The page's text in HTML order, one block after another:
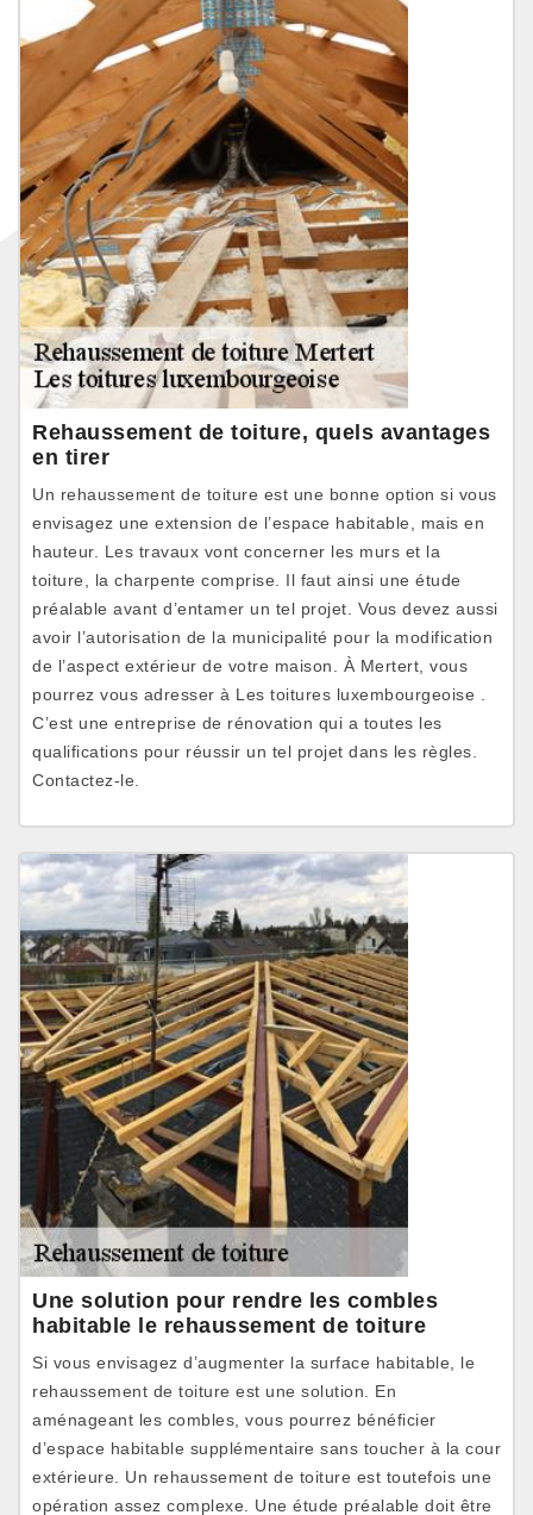
Rehaussement de toiture, quels avantages
en tirer
Un rehaussement de toiture est une bonne option si vous
envisagez une extension de l’espace habitable, mais en
hauteur. Les travaux vont concerner les murs et la
toiture, la charpente comprise. Il faut ainsi une étude
préalable avant d’entamer un tel projet. Vous devez aussi
avoir l’autorisation de la municipalité pour la modification
de l’aspect extérieur de votre maison. À Mertert, vous
pourrez vous adresser à Les toitures luxembourgeoise .
C’est une entreprise de rénovation qui a toutes les
qualifications pour réussir un tel projet dans les règles.
Contactez-le.
Une solution pour rendre les combles
habitable le rehaussement de toiture
Si vous envisagez d’augmenter la surface habitable, le
rehaussement de toiture est une solution. En
aménageant les combles, vous pourrez bénéficier
d’espace habitable supplémentaire sans toucher à la cour
extérieure. Un rehaussement de toiture est toutefois une
opération assez complexe. Une étude préalable doit être